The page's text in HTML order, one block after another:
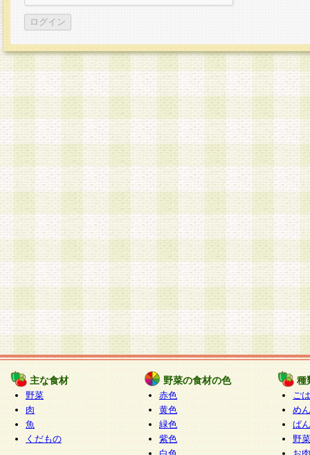
主な食材
野菜
肉
魚
くだもの
野菜の食材の色
赤色
黄色
緑色
紫色
種
ご
めん
ぱん
野